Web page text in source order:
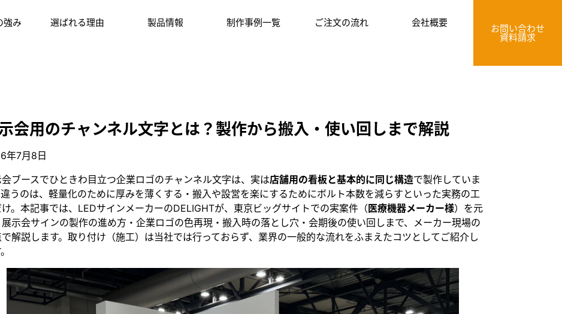
強み 選ばれる理由 製品情報 制作事例一覧 ご注文の流れ 会社概要
お問い合わせ
資料請求
会用のチャンネル文字とは？製作から搬入・使い回しまで解説
年7月8日
会ブースでひときわ目立つ企業ロゴのチャンネル文字は、実は店舗用の看板と基本的に同じ構造で製作していま
違うのは、軽量化のために厚みを薄くする・搬入や設営を楽にするためにボルト本数を減らすといった実務の工
け。本記事では、LEDサインメーカーのDELIGHTが、東京ビッグサイトでの実案件（医療機器メーカー様）を元
展示会サインの製作の進め方・企業ロゴの色再現・搬入時の落とし穴・会期後の使い回しまで、メーカー現場の
解説します。取り付け（施工）は当社では行っておらず、業界の一般的な流れをふまえたコツとしてご紹介し